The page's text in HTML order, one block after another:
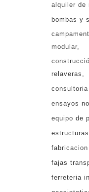
alquiler de
bombas y
modular
relaveras
consultoria
ensayos
equipo de
fajas
ferreteria